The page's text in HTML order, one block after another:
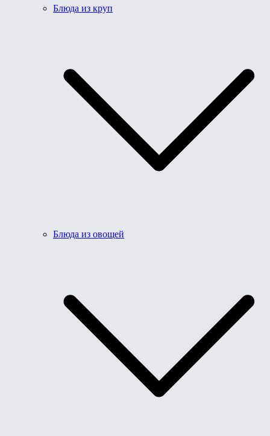
Блюда из круп
Блюда из овощей